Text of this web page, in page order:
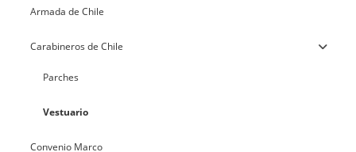
Armada de Chile
Carabineros de Chile
Parches
Vestuario
Convenio Marco